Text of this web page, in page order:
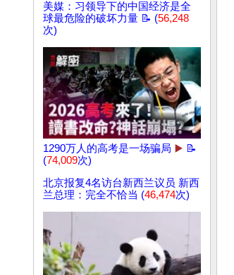
美媒：习领导下的中国经济是全
球最危险的破坏力量 📝 (56,248
次)
1290万人的高考是一场骗局 ▶️ 📝
(74,009次)
北京报复4名访台新西兰议员 新西
兰总理：完全不恰当 (46,474次)